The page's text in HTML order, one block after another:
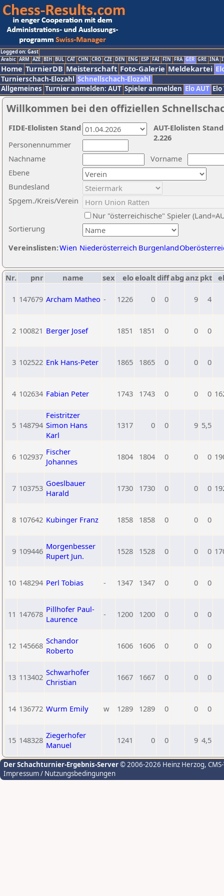
Logged on: Gast
Arabic ARM AZE BIH BUL CAT CHN CRO CZE DEN ENG ESP FAI FIN FRA GER GRE INA
Home TurnierDB Meisterschaft Foto-Galerie Meldekartei
Turnierschach-Elozahl Schnellschach-Elozahl
Allgemeines Turnier anmelden: AUT Spieler anmelden Elo AUT
Willkommen bei den offiziellen
Nachname
Vorname
Ebene
Sortierung
Personennummer
Bundesland
Spgem./Kreis/Verein
Nur "österreichische" Spieler
Vereinslisten:Wien Niederösterreich Burgenland
AUT-Elolisten
2.226
FIDE-Elolisten Stand
Nr. pnr name sex eloeloaltdiffabg anz pkt
1 147679 Archam Matheo - 1226 0 0 9 4
2 100821 Berger Josef 1851 1851 0 0 0
3 102522 Enk Hans-Peter 1865 1865 0 0 0
4 102634 Fabian Peter 1743 1743 0 0 0
5 148794
Feistritzer
Simon Hans
Karl
1317 0 0 9 5,5
6 102937 Fischer
Johannes
1804 1804 0 0 0
7 103753 Goeslbauer
Harald
1730 1730 0 0 0
8 107642 Kubinger Franz 1858 1858 0 0 0
9 109446 Morgenbesser
Rupert Jun.
1528 1528 0 0 0
10 148294 Perl Tobias - 1347 1347 0 0 0
11 147678 Pillhofer Paul-
Laurence
- 1200 1200 0 0 0
12 145668 Schandor
Roberto
1606 1606 0 0 0
13 113402 Schwarhofer
Christian
1667 1667 0 0 0
14 136772 Wurm Emily w 1289 1289 0 0 0
15 148328 Ziegerhofer
Manuel
1241 0 0 9 4,5
Der Schachturnier-Ergebnis-Server© 2006-2026 Heinz Herzog,
Impressum / Nutzungsbedingungen